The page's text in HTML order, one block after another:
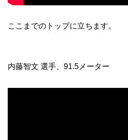
ここまでのトップに立ちます。
内藤智文 選手、91.5メーター